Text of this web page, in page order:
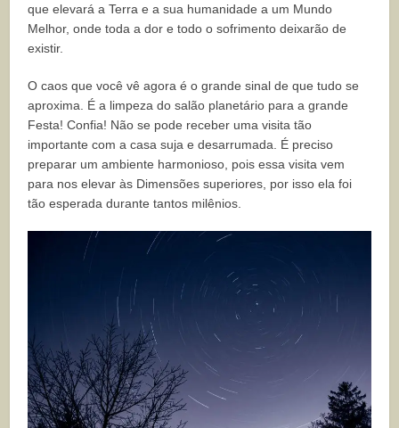
que elevará a Terra e a sua humanidade a um Mundo
Melhor, onde toda a dor e todo o sofrimento deixarão de
existir.
O caos que você vê agora é o grande sinal de que tudo se
aproxima. É a limpeza do salão planetário para a grande
Festa! Confia! Não se pode receber uma visita tão
importante com a casa suja e desarrumada. É preciso
preparar um ambiente harmonioso, pois essa visita vem
para nos elevar às Dimensões superiores, por isso ela foi
tão esperada durante tantos milênios.